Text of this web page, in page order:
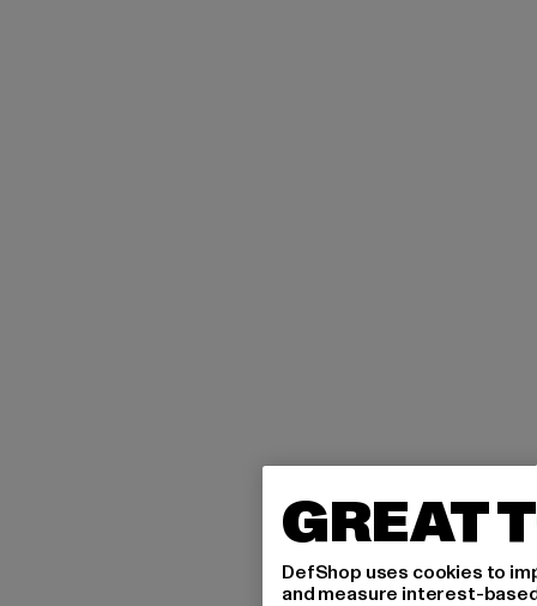
GREAT
DefShop uses cookies to
and measure interest-